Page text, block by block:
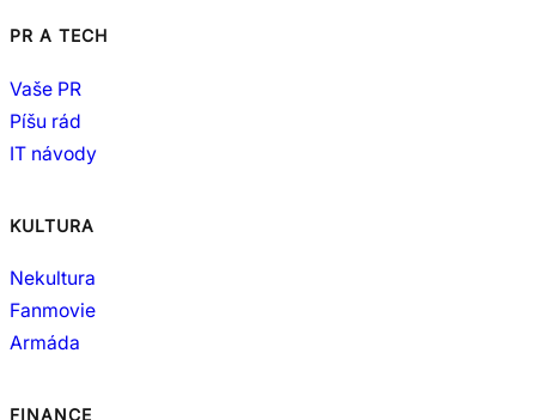
PR A TECH
Vaše PR
Píšu rád
IT návody
KULTURA
Nekultura
Fanmovie
Armáda
FINANCE